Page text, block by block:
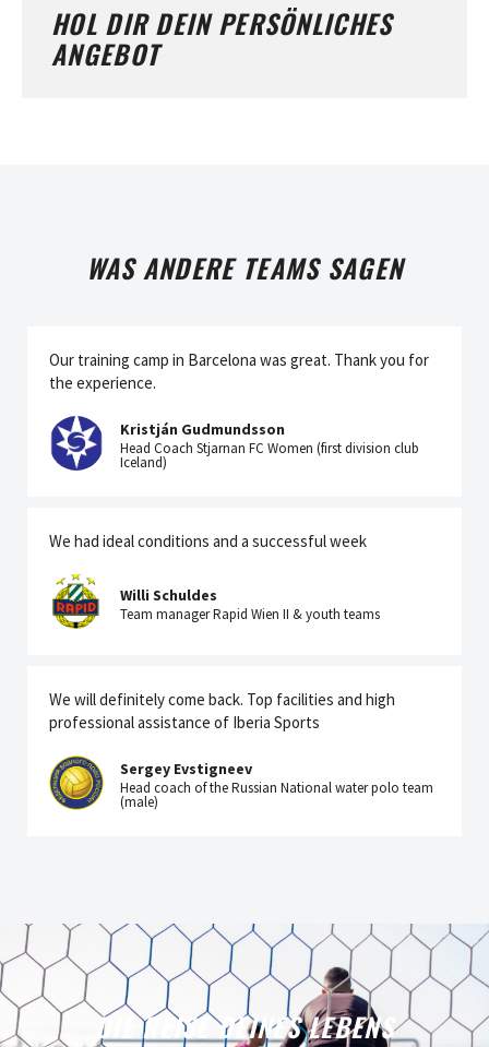
HOL DIR DEIN PERSÖNLICHES
ANGEBOT
WAS ANDERE TEAMS SAGEN
Our training camp in Barcelona was great. Thank you for
the experience.
Kristján Gudmundsson
Head Coach Stjarnan FC Women (first division club
Iceland)
We had ideal conditions and a successful week
Willi Schuldes
Team manager Rapid Wien II & youth teams
We will definitely come back. Top facilities and high
professional assistance of Iberia Sports
Sergey Evstigneev
Head coach of the Russian National water polo team
(male)
DIE REISE DEINES LEBENS